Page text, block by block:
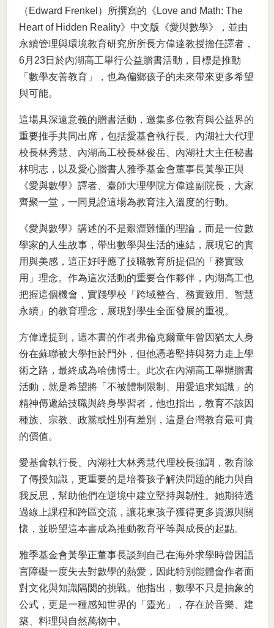
（Edward Frenkel）所撰寫的《Love and Math: The
Heart of Hidden Reality》中文版《愛與數學》，並由
永續管理與環境教育研究所所長方偉達教授擔任譯者，
6月23日於內湖高工舉行公益贈書活動，目標是推動
「數學友善教育」，也為偏鄉孩子的未來帶來更多希望
與可能。
這場具深遠意義的贈書活動，邀集多位教育與公益界的
重要推手共同出席，包括愛基會執行長、內湖社大代理
校長林秀慧、內湖高工校長林俊岳、內湖社大主任秘書
林明志，以及愛心贈書人雅季基金會董事長黃學正與
《愛與數學》譯者、臺師大理學院方偉達副院長，大家
齊聚一堂，一同見證這場為教育注入溫度的行動。
《愛與數學》講述的不是艱澀難懂的理論，而是一位數
學家的人生故事，帶出數學與生活的連結，展現它的實
用與美感，這正好呼應了技職教育所提倡的「務實致
用」理念。作為這次活動的重要合作夥伴，內湖高工也
把握這個機會，實踐學校「跨域整合、務實致用、智慧
永續」的教育理念，展現對學生全面發展的重視。
方偉達提到，這本書的作者弗倫克爾童年曾因猶太人身
份在蘇聯被大學拒於門外，但他憑著堅持與努力走上學
術之路，最終成為哈佛博士。此次在內湖高工舉辦贈書
活動，就是希望將「不被體制限制、用愛追求知識」的
精神傳遞給技職與終身學習者，他也指出，教育不該因
種族、宗教、政黨或性別有差別，這是台灣教育最可貴
的價值。
愛基會執行長、內湖社大林秀慧代理校長強調，教育除
了傳授知識，更重要的是培養孩子解決問題的能力與自
我反思，幫助他們在逆境中建立堅持與韌性。她期待透
過線上課程和跨區交流，讓花東孩子獲得更多資源與關
懷，並盼望這本書成為推動教育平等與成長的起點。
雅季基金會黃學正董事長談到自己在海外求學時曾因語
言障礙一度失去對數學的熱愛，因此特別能體會作者面
對文化與知識隔閡的挑戰。他指出，數學不只是抽象的
公式，更是一種感知世界的「靈光」，存在於音樂、建
築、料理與自然萬物中。